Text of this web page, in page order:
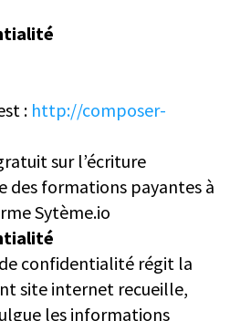
: http://composer-
sur l’écriture
des formations payantes à
Sytème.io
confidentialité régit la
site internet recueille,
les informations